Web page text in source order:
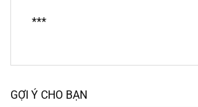
***
GỢI Ý CHO BẠN